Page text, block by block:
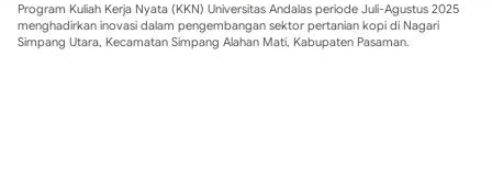
Program Kuliah Kerja Nyata (KKN) Universitas Andalas periode Juli-Agustus 2025
menghadirkan inovasi dalam pengembangan sektor pertanian kopi di Nagari
Simpang Utara, Kecamatan Simpang Alahan Mati, Kabupaten Pasaman.